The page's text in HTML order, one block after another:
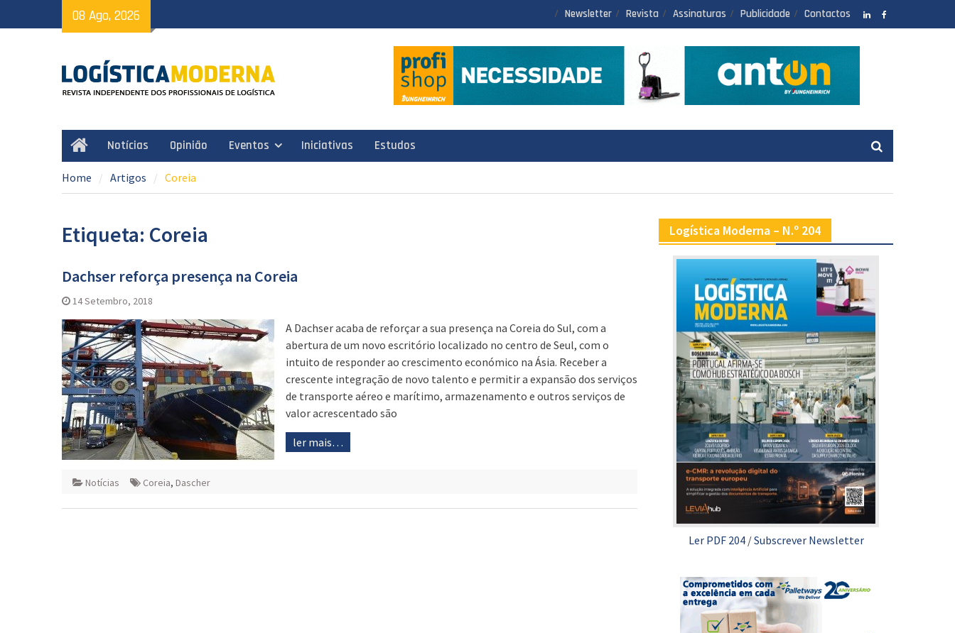
to
08 Ago, 2026 Newsletter Revista Assinaturas Publicidade Contactos
HomeNotícias Opinião Eventos Iniciativas Estudos
Home Artigos Coreia
Etiqueta: Coreia
Dachser reforça presença na Coreia
14 Setembro, 2018
A Dachser acaba de reforçar a sua presença na Coreia do Sul, com a
abertura de um novo escritório localizado no centro de Seul, com o
intuito de responder ao crescimento económico na Ásia. Receber a
crescente integração de novo talento e permitir a expansão dos serviços
de transporte aéreo e marítimo, armazenamento e outros serviços de
valor acrescentado são
ler mais…
Notícias Coreia, Dascher
Logística Moderna – N.º 204
Ler PDF 204/Subscrever Newsletter